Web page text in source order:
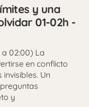
y una
01-02h -
a 02:00) La
en conflicto
Un
y